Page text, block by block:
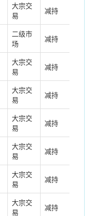
大宗交
易
减持
二级市
场
减持
大宗交
易
减持
大宗交
易
减持
大宗交
易
减持
大宗交
易
减持
大宗交
易
减持
大宗交
易
减持